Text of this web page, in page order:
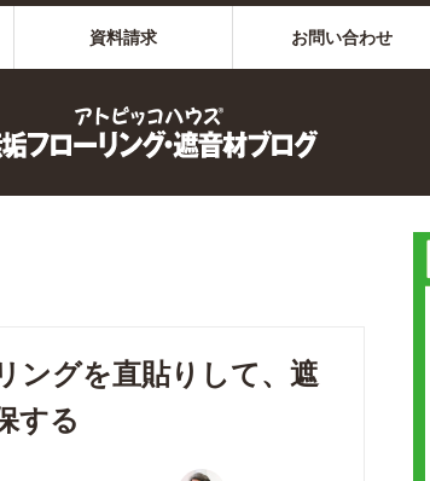
資料請求 お問い合わせ
ングを直貼りして、遮
する